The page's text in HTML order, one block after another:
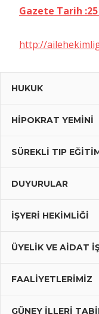
Gazete Tarih :25
http://
HUKUK
HIPOKRAT YEMINI
SÜREKLI TIP
DUYURULAR
İŞYERİ HEKİMLİĞİ
ÜYELIK VE AIDAT
FAALIYETLERIMIZ
GÜNEY İLLERI